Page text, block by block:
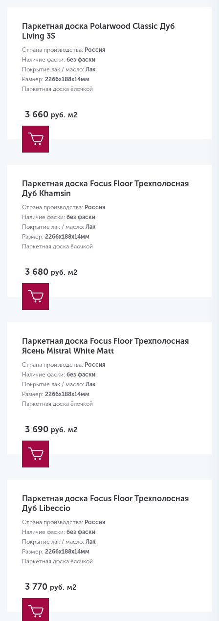
Паркетная доска Polarwood Classic Дуб
Living 3S
Страна производства: Россия
Наличие фаски: без фаски
Покрытие лак / масло: Лак
Размер: 2266х188х14мм
Паркетная доска ёлочкой
3 660 руб. м2
Паркетная доска Focus Floor Трехполосная
Дуб Khamsin
Страна производства: Россия
Наличие фаски: без фаски
Покрытие лак / масло: Лак
Размер: 2266х188х14мм
Паркетная доска ёлочкой
3 680 руб. м2
Паркетная доска Focus Floor Трехполосная
Ясень Mistral White Matt
Страна производства: Россия
Наличие фаски: без фаски
Покрытие лак / масло: Лак
Размер: 2266х188х14мм
Паркетная доска ёлочкой
3 690 руб. м2
Паркетная доска Focus Floor Трехполосная
Дуб Libeccio
Страна производства: Россия
Наличие фаски: без фаски
Покрытие лак / масло: Лак
Размер: 2266х188х14мм
Паркетная доска ёлочкой
3 770 руб. м2